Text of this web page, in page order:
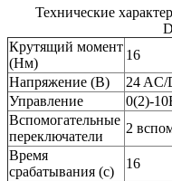
Технические
Крутящий момент
(Нм)
16
Напряжение (В)
24 AC/
Управление
0(2)-
Вспомогательные
переключатели
2
Время
срабатывания (с)
16